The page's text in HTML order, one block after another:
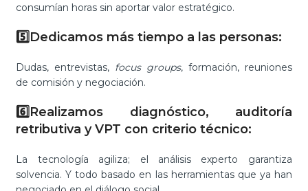
consumían horas sin aportar valor estratégico.
5️⃣Dedicamos más tiempo a las personas:
Dudas, entrevistas, focus groups, formación, reuniones
de comisión y negociación.
6️⃣Realizamos diagnóstico, auditoría
retributiva y VPT con criterio técnico:
La tecnología agiliza; el análisis experto garantiza
solvencia. Y todo basado en las herramientas que ya han